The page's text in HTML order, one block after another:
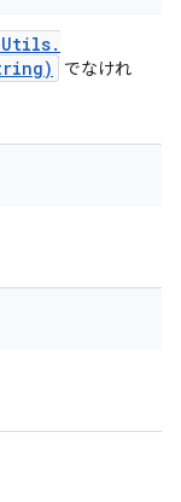
Utils.
でなけれ